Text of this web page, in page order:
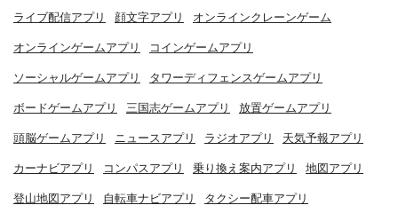
ライブ配信アプリ 顔文字アプリ オンラインクレーンゲーム
オンラインゲームアプリ コインゲームアプリ
ソーシャルゲームアプリ タワーディフェンスゲームアプリ
ボードゲームアプリ 三国志ゲームアプリ 放置ゲームアプリ
頭脳ゲームアプリ ニュースアプリ ラジオアプリ 天気予報アプリ
カーナビアプリ コンパスアプリ 乗り換え案内アプリ 地図アプリ
登山地図アプリ 自転車ナビアプリ タクシー配車アプリ